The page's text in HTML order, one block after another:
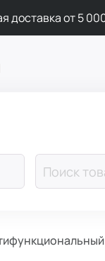
доставка от 5